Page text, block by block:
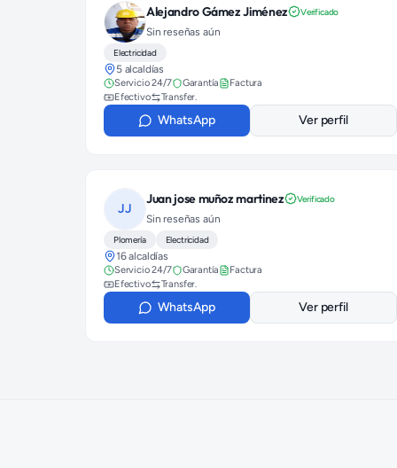
Alejandro Gámez Jiménez Verificado
Sin reseñas aún
Electricidad
5 alcaldías
Servicio 24/7 Garantía
Factura
Efectivo
Transfer.
WhatsApp Ver perfil
JJ
Juan jose muñoz martinez Verificado
Sin reseñas aún
Plomería Electricidad
16 alcaldías
Servicio 24/7 Garantía
Factura
Efectivo
Transfer.
WhatsApp Ver perfil